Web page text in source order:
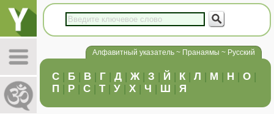
Алфавитный указатель ~ Пранаямы ~ Русский
C | Б | В | Г | Д | Ж| З | Й | К | Л | М | Н | О |
П | Р | С | Т| У | Х | Ч | Ш | Я